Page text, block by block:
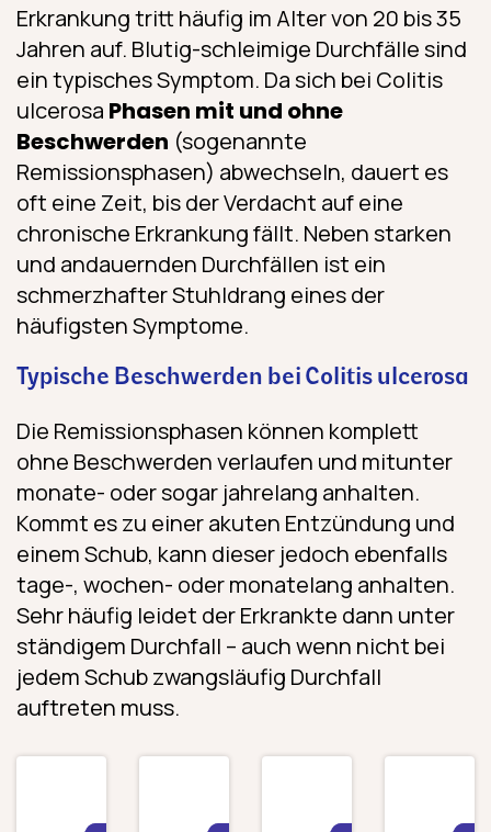
Erkrankung tritt häufig im Alter von 20 bis 35
Jahren auf. Blutig-schleimige Durchfälle sind
ein typisches Symptom. Da sich bei Colitis
ulcerosa Phasen mit und ohne
Beschwerden (sogenannte
Remissionsphasen) abwechseln, dauert es
oft eine Zeit, bis der Verdacht auf eine
chronische Erkrankung fällt. Neben starken
und andauernden Durchfällen ist ein
schmerzhafter Stuhldrang eines der
häufigsten Symptome.
Typische Beschwerden bei Colitis ulcerosa
Die Remissionsphasen können komplett
ohne Beschwerden verlaufen und mitunter
monate- oder sogar jahrelang anhalten.
Kommt es zu einer akuten Entzündung und
einem Schub, kann dieser jedoch ebenfalls
tage-, wochen- oder monatelang anhalten.
Sehr häufig leidet der Erkrankte dann unter
ständigem Durchfall – auch wenn nicht bei
jedem Schub zwangsläufig Durchfall
auftreten muss.